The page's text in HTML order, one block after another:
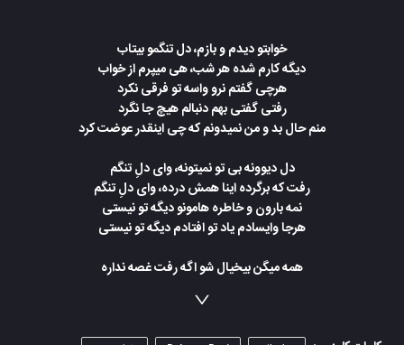
خوابتو دیدم و بازم، دل تنگمو بیتاب
دیگه کارم شده هر شب، هی‌ میپرم از خواب
هرچی‌ گفتم نرو واسه تو فرقی‌ نکرد
رفتی‌ گفتی‌ بهم دنبالم هیچ جا نگرد
منم حال بد و من نمیدونم که چی‌ اینقدر عوضت کرد
دل دیوونه بی‌ تو نمیتونه، وای دلِ تنگم
رفت که برگرده اینا همش درده، وای دلِ تنگم
نمه بارون و خاطره هامونو دیگه تو نیستی‌
هرجا وایسادم یاد تو افتادم دیگه تو نیستی‌
همه میگن بیخیال شو اگه رفت غصه نداره
تو که نیستی‌ ولی‌ بازم دوست داره قلبم